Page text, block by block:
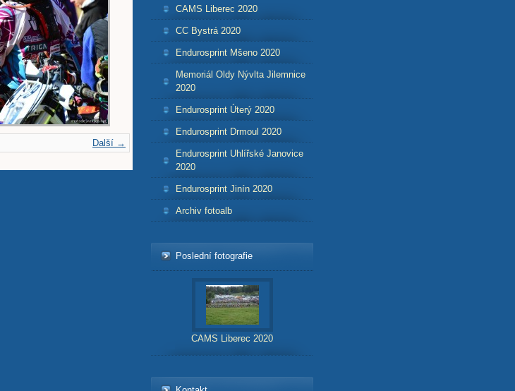
Další →
CAMS Liberec 2020
CC Bystrá 2020
Endurosprint Mšeno 2020
Memoriál Oldy Nývlta Jilemnice
2020
Endurosprint Úterý 2020
Endurosprint Drmoul 2020
Endurosprint Uhlířské Janovice
2020
Endurosprint Jinín 2020
Archiv fotoalb
Poslední fotografie
CAMS Liberec 2020